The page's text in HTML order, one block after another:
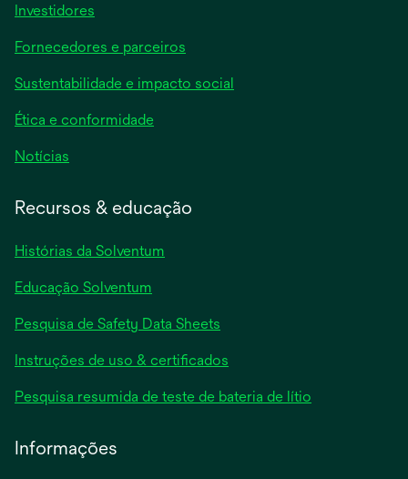
Investidores
Fornecedores e parceiros
Sustentabilidade e impacto social
Ética e conformidade
Notícias
Recursos & educação
Histórias da Solventum
Educação Solventum
Pesquisa de Safety Data Sheets
uma
nova
Instruções de uso & certificados
uma
Pesquisa resumida de teste de bateria de lítio
Informações